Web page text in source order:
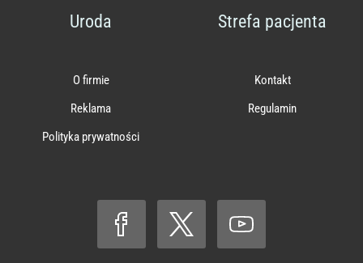
Uroda
Strefa pacjenta
O firmie
Kontakt
Reklama
Regulamin
Polityka prywatności